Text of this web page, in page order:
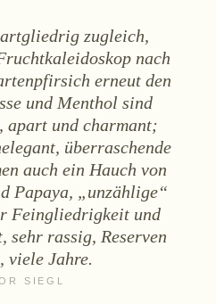
Blanc
Rosé
Yuzu
Granatapfel
Ingwer
zugleich,
nach
erneut den
und Menthol sind
apart und charmant;
überraschende
auch ein Hauch von
Papaya, „unzählige“
Feingliedrigkeit und
sehr rassig, Reserven
viele Jahre.
SIEGL